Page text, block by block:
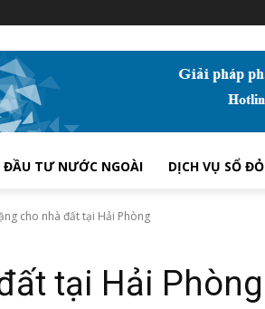
ĐẦU TƯ NƯỚC NGOÀI DỊCH VỤ SỔ ĐỎ
cho nhà đất tại Hải Phòng
tại Hải Phòng